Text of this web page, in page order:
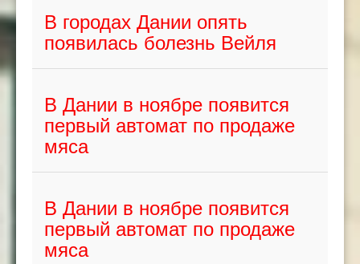
В городах Дании опять
появилась болезнь Вейля
В Дании в ноябре появится
первый автомат по продаже
мяса
В Дании в ноябре появится
первый автомат по продаже
мяса